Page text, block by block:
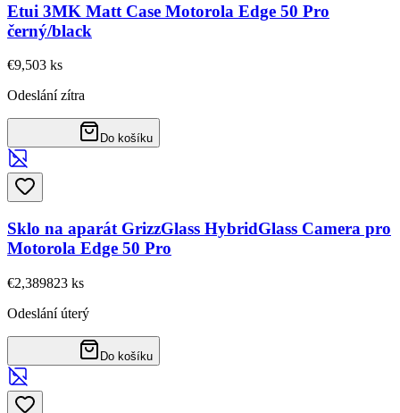
Etui 3MK Matt Case Motorola Edge 50 Pro
černý/black
€9,503 ks
Odeslání zítra
Do košíku
Sklo na aparát GrizzGlass HybridGlass Camera pro
Motorola Edge 50 Pro
€2,389823 ks
Odeslání úterý
Do košíku